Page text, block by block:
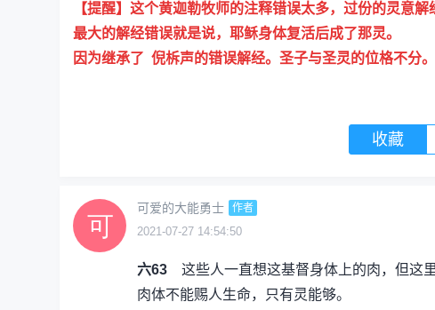
【提醒】这个黄迦勒牧师的注释错误太多，过份的灵意解
最大的解经错误就是说，耶稣身体复活后成了那灵。
因为继承了 倪柝声的错误解经。圣子与圣灵的位格不分。
收藏
可爱的大能勇士 作者
2021-07-27 14:54:50
六63 这些人一直想这基督身体上的肉，但这
肉体不能赐人生命，只有灵能够。